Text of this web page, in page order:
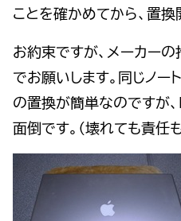
ことを確かめてから、置換
お約束ですが、メーカー
でお願いします。同じノ
の置換が簡単なのですが
面倒です。（壊れても責任